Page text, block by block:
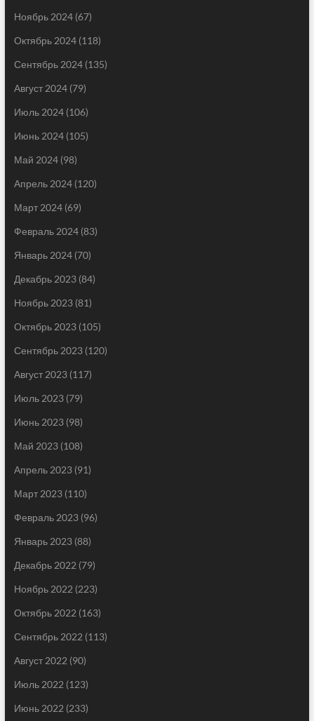
Ноябрь 2024(67)
Октябрь 2024(118)
Сентябрь 2024(135)
Август 2024(79)
Июль 2024(106)
Июнь 2024(105)
Май 2024(98)
Апрель 2024(120)
Март 2024(69)
Февраль 2024(83)
Январь 2024(70)
Декабрь 2023(84)
Ноябрь 2023(81)
Октябрь 2023(105)
Сентябрь 2023(120)
Август 2023(117)
Июль 2023(79)
Июнь 2023(98)
Май 2023(108)
Апрель 2023(91)
Март 2023(110)
Февраль 2023(96)
Январь 2023(88)
Декабрь 2022 (79)
Ноябрь 2022 (223)
Октябрь 2022 (163)
Сентябрь 2022 (113)
Август 2022 (90)
Июль 2022 (123)
Июнь 2022 (233)